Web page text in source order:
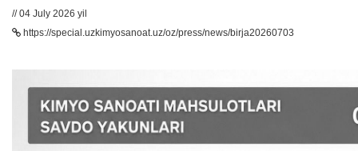
// 04 July 2026 yil
https://special.uzkimyosanoat.uz/oz/press/news/birja20260703